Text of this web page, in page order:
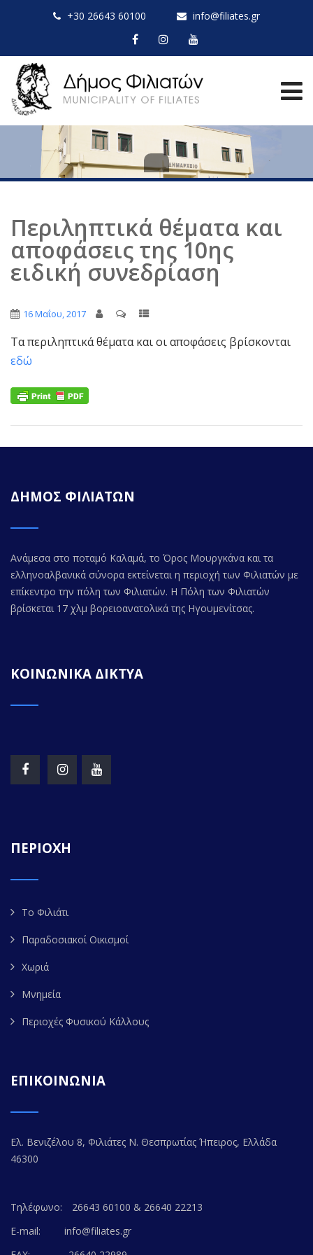
+30 26643 60100 info@filiates.gr
Περιληπτικά θέματα και
αποφάσεις της 10ης
ειδική συνεδρίαση
16 Μαΐου, 2017
Τα περιληπτικά θέματα και οι αποφάσεις βρίσκονται
εδώ
ΔΗΜΟΣ ΦΙΛΙΑΤΩΝ
Ανάμεσα στο ποταμό Καλαμά, το Όρος Μουργκάνα και τα
ελληνοαλβανικά σύνορα εκτείνεται η περιοχή των Φιλιατών με
επίκεντρο την πόλη των Φιλιατών. Η Πόλη των Φιλιατών
βρίσκεται 17 χλμ βορειοανατολικά της Ηγουμενίτσας.
ΚΟΙΝΩΝΙΚΑ ΔΙΚΤΥΑ
ΠΕΡΙΟΧΗ
Το Φιλιάτι
Παραδοσιακοί Οικισμοί
Χωριά
Μνημεία
Περιοχές Φυσικού Κάλλους
ΕΠΙΚΟΙΝΩΝΙΑ
Ελ. Βενιζέλου 8, Φιλιάτες Ν. Θεσπρωτίας Ήπειρος, Ελλάδα
46300
Τηλέφωνο:
26643 60100 & 26640 22213
E-mail:
info@filiates.gr